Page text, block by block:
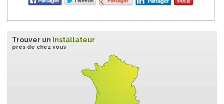
Trouver un installateur
près de chez vous